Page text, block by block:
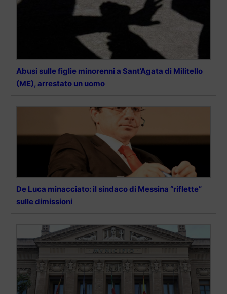
Abusi sulle figlie minorenni a Sant’Agata di Militello
(ME), arrestato un uomo
De Luca minacciato: il sindaco di Messina “riflette”
sulle dimissioni